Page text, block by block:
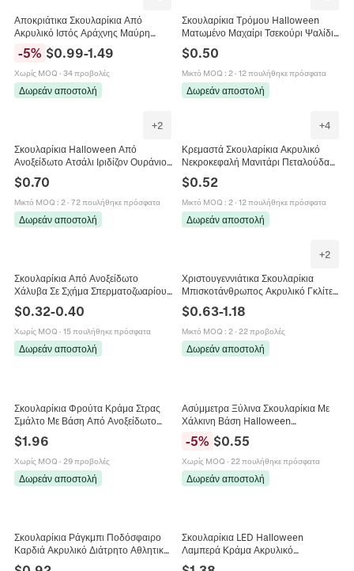
Αποκριάτικα Σκουλαρίκια Από
Ακρυλικό Ιστός Αράχνης Μαύρη
Γοτθικό Κόσμημα
-5% $0.99-1.49
Χωρίς MOQ · 34 προβολές
Δωρεάν αποστολή
Σκουλαρίκια Τρόμου Halloween
Ματωμένο Μαχαίρι Τσεκούρι Ψαλίδι
Σκουλαρίκια Όπλα Γυναικεία
Κοσμήματα
$0.50
Μικτό MOQ : 2· 12 πουλήθηκε πρόσφατα
Δωρεάν αποστολή
+2
Σκουλαρίκια Halloween Από
Ανοξείδωτο Ατσάλι Ιριδίζον Ουράνιο
Τόξο Γοτθικό Φάντασμα Κολοκύθα
Νυχτερίδα Σκελετός Μάγισσα Αράχνη
$0.70
Μικτό MOQ : 2· 72 πουλήθηκε πρόσφατα
Δωρεάν αποστολή
+4
Κρεμαστά Σκουλαρίκια Ακρυλικό
Νεκροκεφαλή Μανιτάρι Πεταλούδα
Λουλούδι Φίδι Goth Κοσμήματα Για
Γυναίκες Ημέρα Των Νεκρών
$0.52
Μικτό MOQ : 2· 12 πουλήθηκε πρόσφατα
Δωρεάν αποστολή
Σκουλαρίκια Από Ανοξείδωτο
Χάλυβα Σε Σχήμα Σπερματοζωαρίου
Γυρίνου Δημιουργικά Αστεία
Κοσμήματα Ζωικού Στυλ Για Γυναίκες
$0.32-0.40
Χωρίς MOQ · 15 πουλήθηκε πρόσφατα
Δωρεάν αποστολή
+2
Χριστουγεννιάτικα Σκουλαρίκια
Μπισκοτάνθρωπος Ακρυλικό Γκλίτερ
Εορταστικά Κοσμήματα Για Γυναίκες
Κορίτσια
$0.63-1.18
Μικτό MOQ : 2· 22 προβολές
Δωρεάν αποστολή
Σκουλαρίκια Φρούτα Κράμα Στρας
Σμάλτο Με Βάση Από Ανοξείδωτο
Κοσμήματα Για Γυναίκες
$1.96
Χωρίς MOQ · 29 προβολές
Δωρεάν αποστολή
Ασύμμετρα Ξύλινα Σκουλαρίκια Με
Χάλκινη Βάση Halloween
Γοτθικό Στιλ Για Γυναίκες
-5% $0.55
Χωρίς MOQ · 22 πουλήθηκε πρόσφατα
Δωρεάν αποστολή
Σκουλαρίκια Ράγκμπι Ποδόσφαιρο
Καρδιά Ακρυλικό Διάτρητο Αθλητικά
Κοσμήματα Για Γυναίκες
Σκουλαρίκια LED Halloween
Λαμπερά Κράμα Ακρυλικό
Νεκροκεφαλή Κολοκύθα Αξεσουάρ